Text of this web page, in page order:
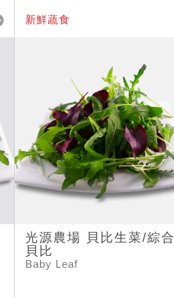
新鮮蔬食
光源農場 貝比生菜/綜合
貝比
Baby Leaf